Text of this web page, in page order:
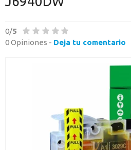
Toda la
Ten una visión completa de dónde
historial de
Crea una cuenta en Axartoner.com y
crear
0/5
0 Opiniones - Deja tu comentario